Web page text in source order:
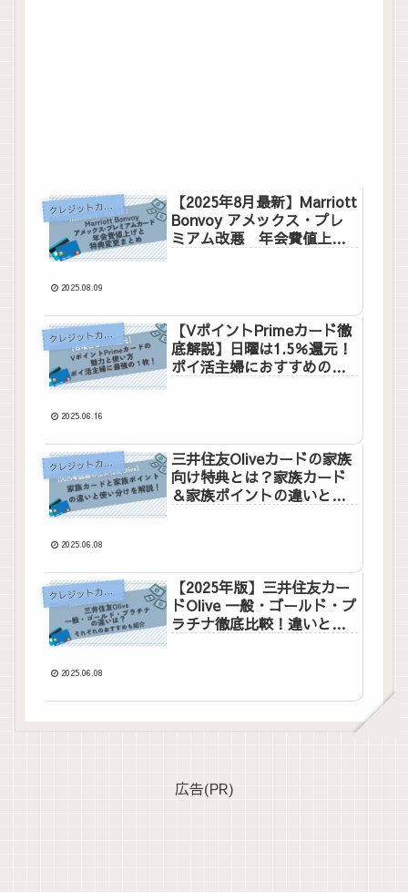
ク
レジットカード
【2025年8月最新】Marriott
Bonvoy アメックス・プレ
ミアム改悪 年会費値上げ
2025.08.09
ク
レジットカード
【VポイントPrimeカード徹
底解説】日曜は1.5％還元！
ポイ活主婦におすすめの理
2025.06.16
ク
レジットカード
三井住友Oliveカードの家族
向け特典とは？家族カード
＆家族ポイントの違いと使
2025.06.08
ク
レジットカード
【2025年版】三井住友カー
ドOlive 一般・ゴールド・プ
ラチナ徹底比較！違いとお
2025.06.08
広告(PR)